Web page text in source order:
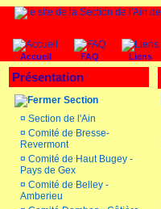
Accueil FAQ Liens
Présentation
Section
¤ Section de l'Ain
¤ Comité de Bresse-
Revermont
¤ Comité de Haut Bugey -
Pays de Gex
¤ Comité de Belley -
Amberieu